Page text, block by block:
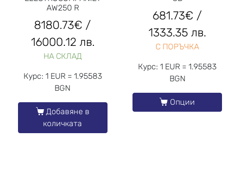
AW250 R
8180.73€ /
16000.12 лв.
НА СКЛАД
Курс: 1 EUR = 1.95583
BGN
Добавяне в
количката
681.73€ /
1333.35 лв.
С ПОРЪЧКА
Курс: 1 EUR = 1.95583
BGN
Опции